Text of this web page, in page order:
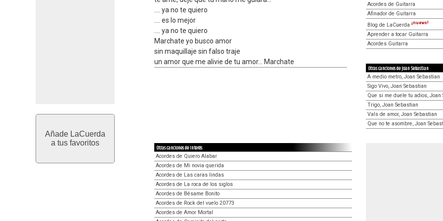
Añade LaCuerda
a tus favoritos
.... ya no te quiero
.... es lo mejor
.... ya no te quiero
Marchate yo busco amor
sin maquillaje sin falso traje
un amor que me alivie de tu amor... Marchate
Acordes de Guitarra
Afinador de Guitarra
Blog de LaCuerda ¡nuevo!
Aprender a tocar Guitarra
Acordes Guitarra
Otras canciones de Joan Sebastian
A medio metro, Joan Sebastian
Sigo Vivo, Joan Sebastian
Que si me duele tu adios, Joan
Trigo, Joan Sebastian
Vals de amor, Joan Sebastian
Que no te asombre, Joan
Otras canciones de interés
Acordes de Quiero Alabar
Acordes de Mi novia querida
Acordes de Las caras lindas
Acordes de La roca de los siglos
Acordes de Bésame Bonito
Acordes de Rock del vuelo 20773
Acordes de Amor Mortal